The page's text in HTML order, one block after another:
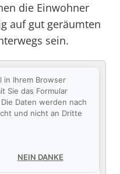
die Einwohner
auf gut geräumten
sein.
in Ihrem Browser
Sie das Formular
Daten werden nach
und nicht an Dritte
NEIN DANKE